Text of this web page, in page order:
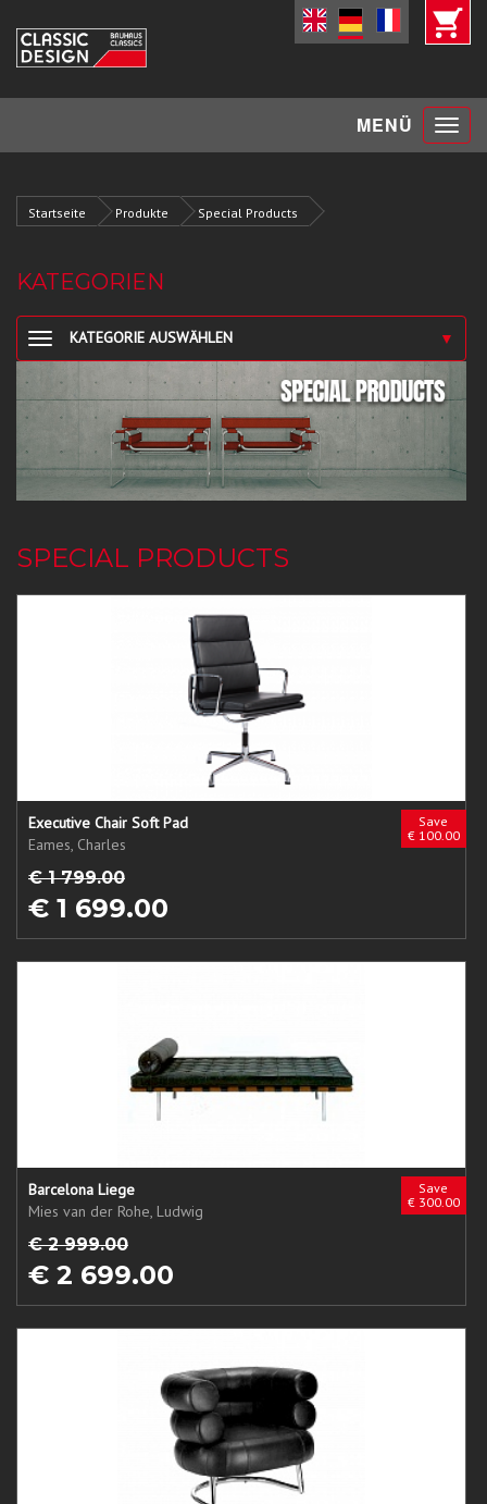
MENÜ Toggle
Startseite Produkte Special Products
KATEGORIEN
▼
KATEGORIE AUSWÄHLEN
SPECIAL PRODUCTS
Save
€ 100.00
Executive Chair Soft Pad
Eames, Charles
€ 1 799.00
€ 1 699.00
Save
€ 300.00
Barcelona Liege
Mies van der Rohe, Ludwig
€ 2 999.00
€ 2 699.00